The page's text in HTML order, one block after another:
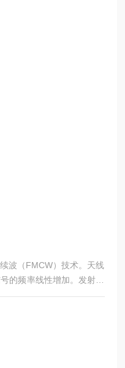
波（FMCW）技术。天线
的频率线性增加。发射的
天线接收。在同一时刻，
差与被测距离成正比。采
距离